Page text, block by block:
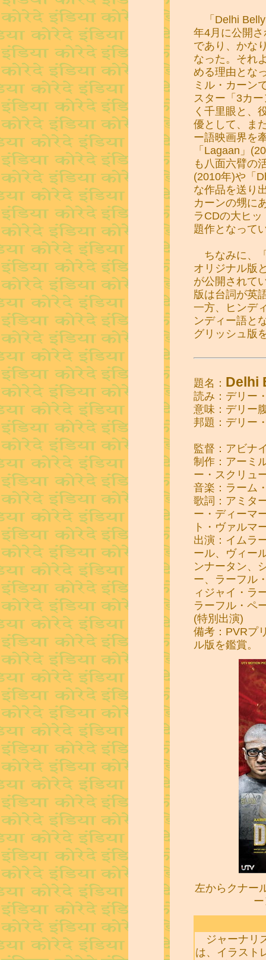
「Delhi Belly
年4月に公開
であり、かな
なった。それ
める理由とな
ミル・カーン
スター「3カ
く千里眼と、
優として、ま
ー語映画界を
「Lagaan」
も八面六臂の
(2010年)や「
な作品を送り
カーンの甥に
ラCDの大ヒ
題作となって
ちなみに、
オリジナル版
が公開されて
版は台詞が英
一方、ヒンデ
ンディー語と
グリッシュ版
題名： Delhi
読み：デリー
意味：デリー
邦題：デリー
監督：アビナ
制作：アーミ
ー・スクリュ
音楽：ラーム
歌詞：アミタ
ー・ディーマ
ト・ヴァルマ
出演：イムラ
ール、ヴィー
ンナータン、
ー、ラーフル
ィジャイ・ラ
ラーフル・ペ
(特別出演)
備考：PVRプ
ル版を鑑賞。
左からクナー
ジャーナリ
は、イラスト